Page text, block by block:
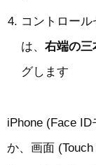
コントロー
は、 右端の三
グします
iPhone (Face
か、画面